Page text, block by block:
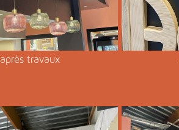
après travaux